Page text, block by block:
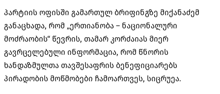
პარტიის ოფისში გამართულ ბრიფინგზე მიქანაძემ
განაცხადა, რომ „ერთიანობა – ნაციონალური
მოძრაობის“ წევრის, თამარ კორძაიას მიერ
გავრცელებული ინფორმაცია, რომ წნორის
ხანდაზმულთა თავშესაფრის ბენეფიციარებს
პირადობის მოწმობები ჩამოართვეს, სიცრუეა.